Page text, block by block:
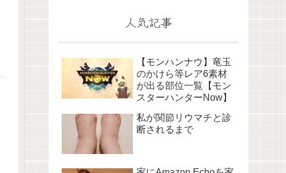
人気記事
【モンハンナウ】竜玉
のかけら等レア6素材
が出る部位一覧【モン
スターハンターNow】
私が関節リウマチと診
断されるまで